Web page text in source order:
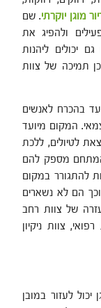
מוגן יוקרתי. שם
ולהפיג את
יכולים ליהנות
תמיכה של צוות
בהכרח לאנשים
המקום מיועד
לטיולים, ללכת
המתחם מספק להם
להתגורר במקום
הם לא נשארים
של צוות רחב
רפואי, צוות ניקיון
לעזור במובן